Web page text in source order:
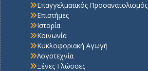
Επαγγελματικός Προσανατολισμός
Επιστήμες
Ιστορία
Κοινωνία
Κυκλοφοριακή Αγωγή
Λογοτεχνία
Ξένες Γλώσσες